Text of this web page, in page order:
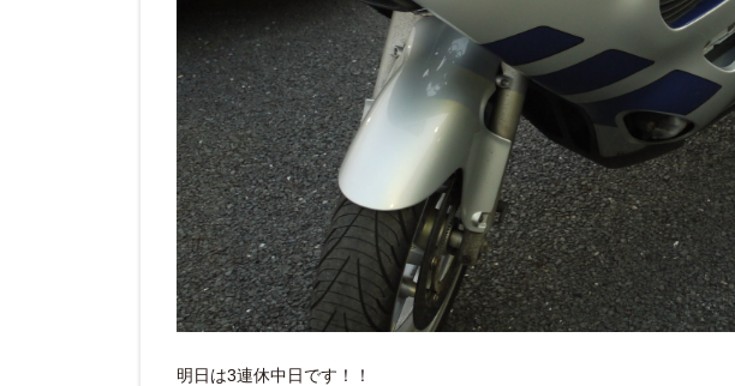
明日は3連休中日です！！